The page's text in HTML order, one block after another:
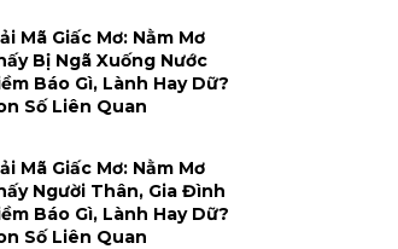
Mã Giấc Mơ: Nằm Mơ
Bị Ngã Xuống Nước
Báo Gì, Lành Hay Dữ?
Số Liên Quan
Mã Giấc Mơ: Nằm Mơ
Người Thân, Gia Đình
Báo Gì, Lành Hay Dữ?
Số Liên Quan